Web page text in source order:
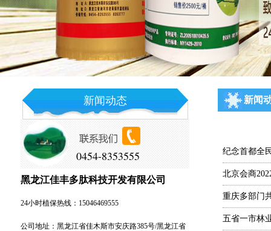
新闻动态
0454-8353555
黑龙江佳丰多肽科技开发有限公司
24小时植保热线：15046469555
公司地址：黑龙江省佳木斯市安庆路385号/黑龙江省
新闻
纪念首都全
北京会商
重庆多部门
五省一市林